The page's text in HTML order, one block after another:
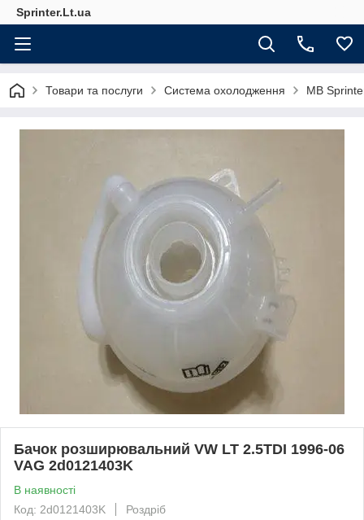
Sprinter.Lt.ua
Товари та послуги Система охолодження MB
Бачок розширювальний VW LT 2.5TDI 1996-06
VAG 2d0121403K
В наявності
Код: 2d0121403K
Роздріб